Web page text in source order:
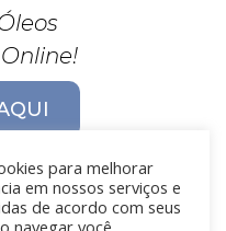
para melhorar
em nossos serviços e
de acordo com seus
navegar você